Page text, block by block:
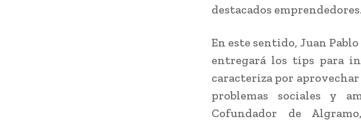
destacados emprendedores.
En este sentido, Juan
entregará los tips para
caracteriza por
problemas sociales y
Cofundador de